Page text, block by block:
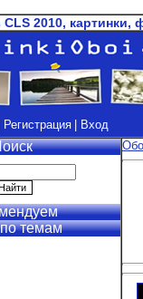
2010, картинки,
| Регистрация | Вход
темам